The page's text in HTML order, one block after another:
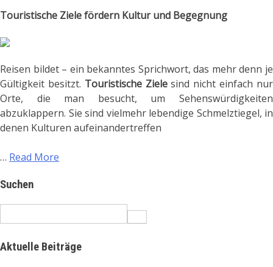
Touristische Ziele fördern Kultur und Begegnung
Reisen bildet – ein bekanntes Sprichwort, das mehr denn je
Gültigkeit besitzt. Touristische Zielesind nicht einfach nur
Orte, die man besucht, um Sehenswürdigkeiten
abzuklappern. Sie sind vielmehr lebendige Schmelztiegel, in
denen Kulturen aufeinandertreffen
… Read More
Suchen
for:
Aktuelle Beiträge